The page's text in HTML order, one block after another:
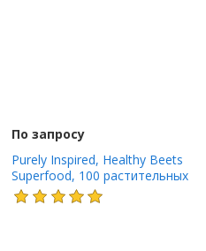
По запросу
Purely Inspired, Healthy Beets
Superfood, 100 растительных
капсул